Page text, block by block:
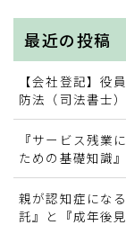
お問い合わせ
業務提携・連携
最近の投稿
【会社登記】役
防法（司法書士）
『サービス残業
ための基礎知識
親が認知症にな
託』と『成年後